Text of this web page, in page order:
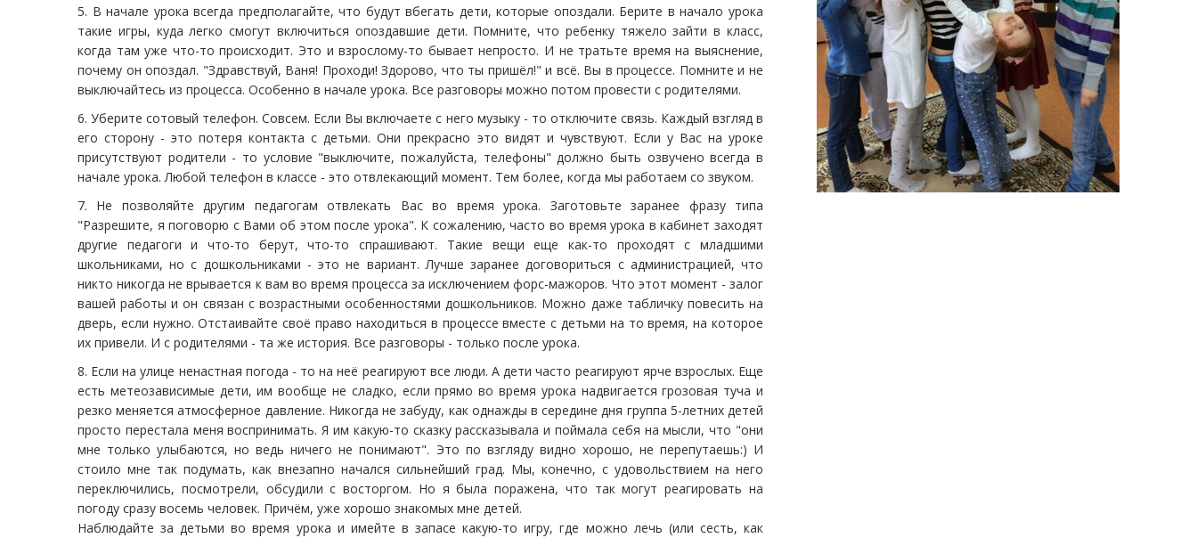
5. В начале урока всегда предполагайте, что будут вбегать дети, которые опоздали. Берите в начало урока
такие игры, куда легко смогут включиться опоздавшие дети. Помните, что ребенку тяжело зайти в класс,
когда там уже что-то происходит. Это и взрослому-то бывает непросто. И не тратьте время на выяснение,
почему он опоздал. "Здравствуй, Ваня! Проходи! Здорово, что ты пришёл!" и всё. Вы в процессе. Помните и не
выключайтесь из процесса. Особенно в начале урока. Все разговоры можно потом провести с родителями.
6. Уберите сотовый телефон. Совсем. Если Вы включаете с него музыку - то отключите связь. Каждый взгляд в
его сторону - это потеря контакта с детьми. Они прекрасно это видят и чувствуют. Если у Вас на уроке
присутствуют родители - то условие "выключите, пожалуйста, телефоны" должно быть озвучено всегда в
начале урока. Любой телефон в классе - это отвлекающий момент. Тем более, когда мы работаем со звуком.
7. Не позволяйте другим педагогам отвлекать Вас во время урока. Заготовьте заранее фразу типа
"Разрешите, я поговорю с Вами об этом после урока". К сожалению, часто во время урока в кабинет заходят
другие педагоги и что-то берут, что-то спрашивают. Такие вещи еще как-то проходят с младшими
школьниками, но с дошкольниками - это не вариант. Лучше заранее договориться с администрацией, что
никто никогда не врывается к вам во время процесса за исключением форс-мажоров. Что этот момент - залог
вашей работы и он связан с возрастными особенностями дошкольников. Можно даже табличку повесить на
дверь, если нужно. Отстаивайте своё право находиться в процессе вместе с детьми на то время, на которое
их привели. И с родителями - та же история. Все разговоры - только после урока.
8. Если на улице ненастная погода - то на неё реагируют все люди. А дети часто реагируют ярче взрослых. Еще
есть метеозависимые дети, им вообще не сладко, если прямо во время урока надвигается грозовая туча и
резко меняется атмосферное давление. Никогда не забуду, как однажды в середине дня группа 5-летних детей
просто перестала меня воспринимать. Я им какую-то сказку рассказывала и поймала себя на мысли, что "они
мне только улыбаются, но ведь ничего не понимают". Это по взгляду видно хорошо, не перепутаешь:) И
стоило мне так подумать, как внезапно начался сильнейший град. Мы, конечно, с удовольствием на него
переключились, посмотрели, обсудили с восторгом. Но я была поражена, что так могут реагировать на
погоду сразу восемь человек. Причём, уже хорошо знакомых мне детей.
Наблюдайте за детьми во время урока и имейте в запасе какую-то игру, где можно лечь (или сесть, как